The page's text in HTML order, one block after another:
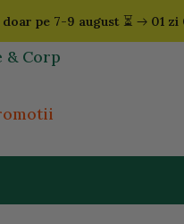
pe 7-9 august ⏳ 01 zi
& Corp